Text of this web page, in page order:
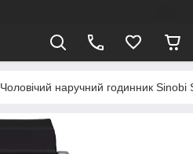
Чоловічий наручний годинник